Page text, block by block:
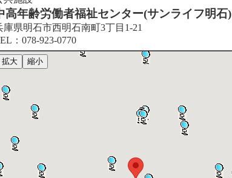
高年齢労働者福祉センター(サンライフ明石)
庫県明石市西明石南町3丁目1-21
：078-923-0770